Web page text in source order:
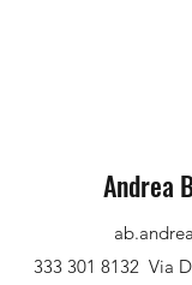
Andrea
333 301 8132 Via